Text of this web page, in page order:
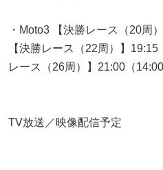
・Moto3 【決勝レース（20周
【決勝レース（22周）】
レース（26周）】21:00（14:00
TV放送／映像配信予定